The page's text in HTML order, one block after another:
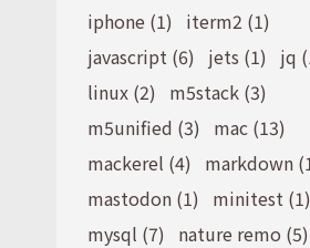
iphone (1)
iterm2 (1)
javascript (6)
jets (1)
jq
linux (2)
m5stack (3)
m5unified (3)
mac (13)
mackerel (4)
markdown
mastodon (1)
minitest (1)
mysql (7)
nature remo (5)